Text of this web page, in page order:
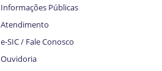
Informações Públicas
Atendimento
e-SIC / Fale Conosco
Ouvidoria